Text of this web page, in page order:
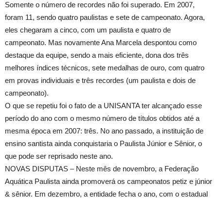
Somente o número de recordes não foi superado. Em 2007,
foram 11, sendo quatro paulistas e sete de campeonato. Agora,
eles chegaram a cinco, com um paulista e quatro de
campeonato. Mas novamente Ana Marcela despontou como
destaque da equipe, sendo a mais eficiente, dona dos três
melhores índices técnicos, sete medalhas de ouro, com quatro
em provas individuais e três recordes (um paulista e dois de
campeonato).
O que se repetiu foi o fato de a UNISANTA ter alcançado esse
período do ano com o mesmo número de títulos obtidos até a
mesma época em 2007: três. No ano passado, a instituição de
ensino santista ainda conquistaria o Paulista Júnior e Sênior, o
que pode ser reprisado neste ano.
NOVAS DISPUTAS – Neste mês de novembro, a Federação
Aquática Paulista ainda promoverá os campeonatos petiz e júnior
& sênior. Em dezembro, a entidade fecha o ano, com o estadual